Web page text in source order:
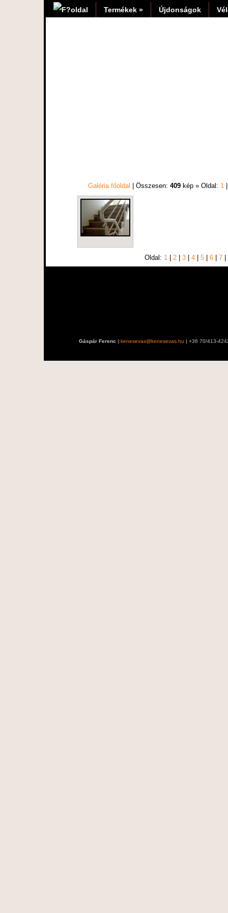
Termékek » Újdonságok
Galéria főoldal | Összesen: 409kép » Oldal: 1
Oldal: 1| 2| 3| 4| 5| 6| 7|
Gáspár Ferenc | kenesevas@kenesevas.hu | +36 70/413-